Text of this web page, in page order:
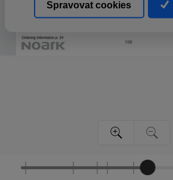
Spravovat cookies